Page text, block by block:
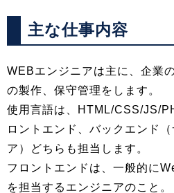
主な仕事内容
WEBエンジニアは主に、企業
の製作、保守管理をします。
使用言語は、HTML/CSS/JS/
ロントエンド、バックエンド
ア）どちらも担当します。
フロントエンドは、一般的に
を担当するエンジニアのこと。